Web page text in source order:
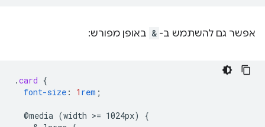
אפשר גם להשתמש ב- & באופן מפורש:
.card {
font-size : 1 rem ;
@media (width >= 1024px)
{